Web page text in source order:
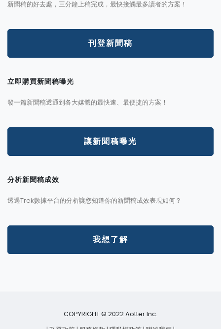
新聞稿的好去處，三分鐘上稿完成，最快接觸最多讀者的方案！
刊登新聞稿
立即購買新聞稿曝光
發一篇新聞稿透通到各大媒體的最快速、最便捷的方案！
讓新聞稿曝光
分析新聞稿成效
透過Trek數據平台的分析讓您知道你的新聞稿成效表現如何？
我想了解
COPYRIGHT © 2022 Aotter Inc.